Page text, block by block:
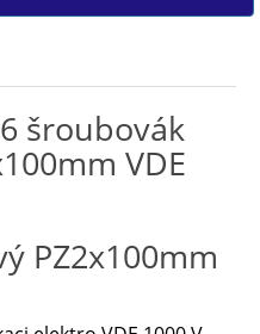
šroubovák
VDE
PZ2x100mm